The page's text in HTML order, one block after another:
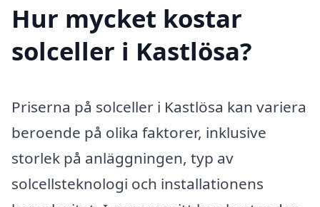
Hur mycket kostar
solceller i Kastlösa?
Priserna på solceller i Kastlösa kan variera
beroende på olika faktorer, inklusive
storlek på anläggningen, typ av
solcellsteknologi och installationens